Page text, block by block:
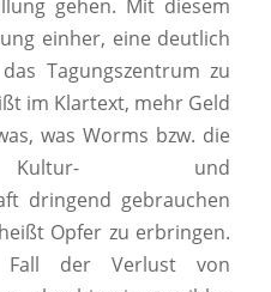
gehen. Mit diesem
einher, eine deutlich
Tagungszentrum zu
im Klartext, mehr Geld
was Worms bzw. die
Kultur- und
dringend gebrauchen
Opfer zu erbringen.
Fall der Verlust von